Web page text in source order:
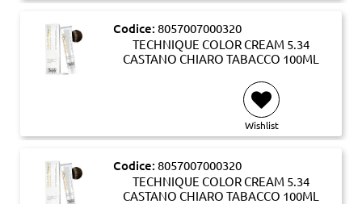
Codice: 8057007000320
TECHNIQUE COLOR CREAM 5.34
CASTANO CHIARO TABACCO 100ML
Wishlist
Codice: 8057007000320
TECHNIQUE COLOR CREAM 5.34
CASTANO CHIARO TABACCO 100ML